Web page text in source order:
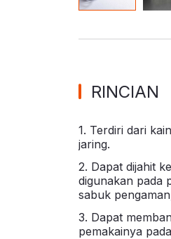
RINCIAN
1. Terdiri dari
jaring.
2. Dapat dijahit
digunakan pada
sabuk
3. Dapat
pemakainya